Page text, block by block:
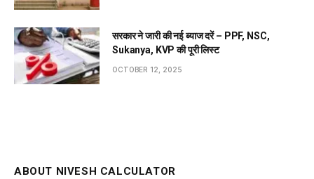
सरकार ने जारी की नई ब्याज दरें – PPF, NSC,
Sukanya, KVP की पूरी लिस्ट
OCTOBER 12, 2025
ABOUT NIVESH CALCULATOR